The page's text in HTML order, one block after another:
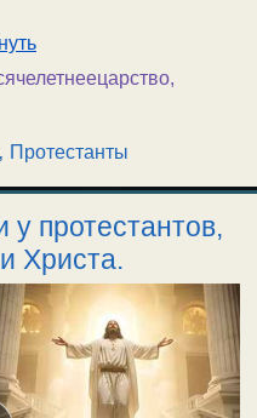
,
, Протестанты
у протестантов,
Христа.